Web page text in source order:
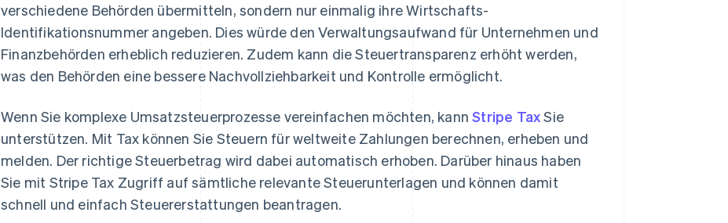
verschiedene Behörden übermitteln, sondern nur einmalig ihre Wirtschafts-
Identifikationsnummer angeben. Dies würde den Verwaltungsaufwand für Unternehmen und
Finanzbehörden erheblich reduzieren. Zudem kann die Steuertransparenz erhöht werden,
was den Behörden eine bessere Nachvollziehbarkeit und Kontrolle ermöglicht.
Wenn Sie komplexe Umsatzsteuerprozesse vereinfachen möchten, kannStripe TaxSie
unterstützen. Mit Tax können Sie Steuern für weltweite Zahlungen berechnen, erheben und
melden. Der richtige Steuerbetrag wird dabei automatisch erhoben. Darüber hinaus haben
Sie mit Stripe Tax Zugriff auf sämtliche relevante Steuerunterlagen und können damit
schnell und einfach Steuererstattungen beantragen.